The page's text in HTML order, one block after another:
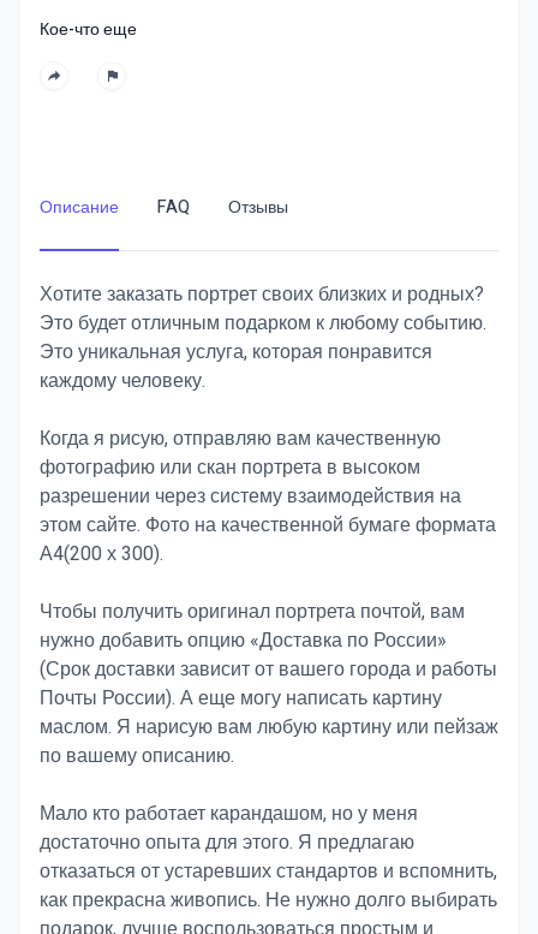
Кое-что еще
Описание FAQ Отзывы
Хотите заказать портрет своих близких и родных?
Это будет отличным подарком к любому событию.
Это уникальная услуга, которая понравится
каждому человеку.
Когда я рисую, отправляю вам качественную
фотографию или скан портрета в высоком
разрешении через систему взаимодействия на
этом сайте. Фото на качественной бумаге формата
А4(200 х 300).
Чтобы получить оригинал портрета почтой, вам
нужно добавить опцию «Доставка по России»
(Срок доставки зависит от вашего города и работы
Почты России). А еще могу написать картину
маслом. Я нарисую вам любую картину или пейзаж
по вашему описанию.
Мало кто работает карандашом, но у меня
достаточно опыта для этого. Я предлагаю
отказаться от устаревших стандартов и вспомнить,
как прекрасна живопись. Не нужно долго выбирать